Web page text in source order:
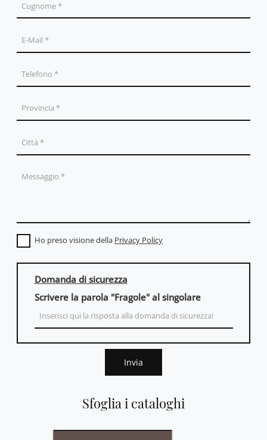
Sfoglia i cataloghi
Ho preso visione della Privacy Policy
Domanda di sicurezza
Scrivere la parola "Fragole" al singolare
Invia